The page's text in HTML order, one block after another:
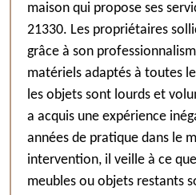
maison qui propose ses
21330. Les propriétaires
grâce à son
matériels adaptés à toutes
les objets sont lourds et
a acquis une expérience
années de pratique dans le
intervention, il veille à ce
meubles ou objets restants